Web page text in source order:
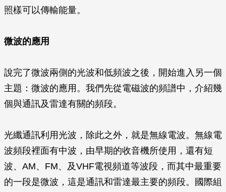
照樣可以傳輸能量。
微波的應用
說完了微波兩側的光波和低頻波之後，開始進入另一個
主題：微波的應用。我們先從電磁波的頻譜中，介紹幾
個與通訊及雷達有關的頻段。
光纖通訊利用光波，除此之外，就是無線電波。無線電
波頻段裡面有中波，由早期的收音機所使用，還有短
波、AM、FM、及VHF電視頻道等波段，而其中最重要
的一段是微波，這是通訊和雷達最主要的頻段。國際組